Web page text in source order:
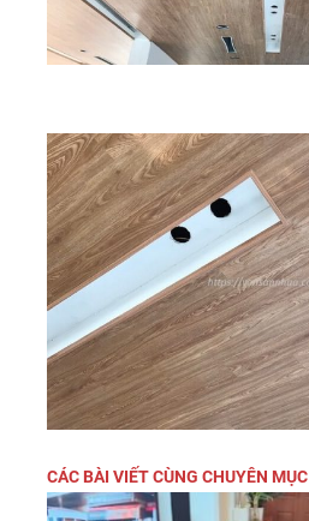
CÁC BÀI VIẾT CÙNG CHUYÊN MỤC